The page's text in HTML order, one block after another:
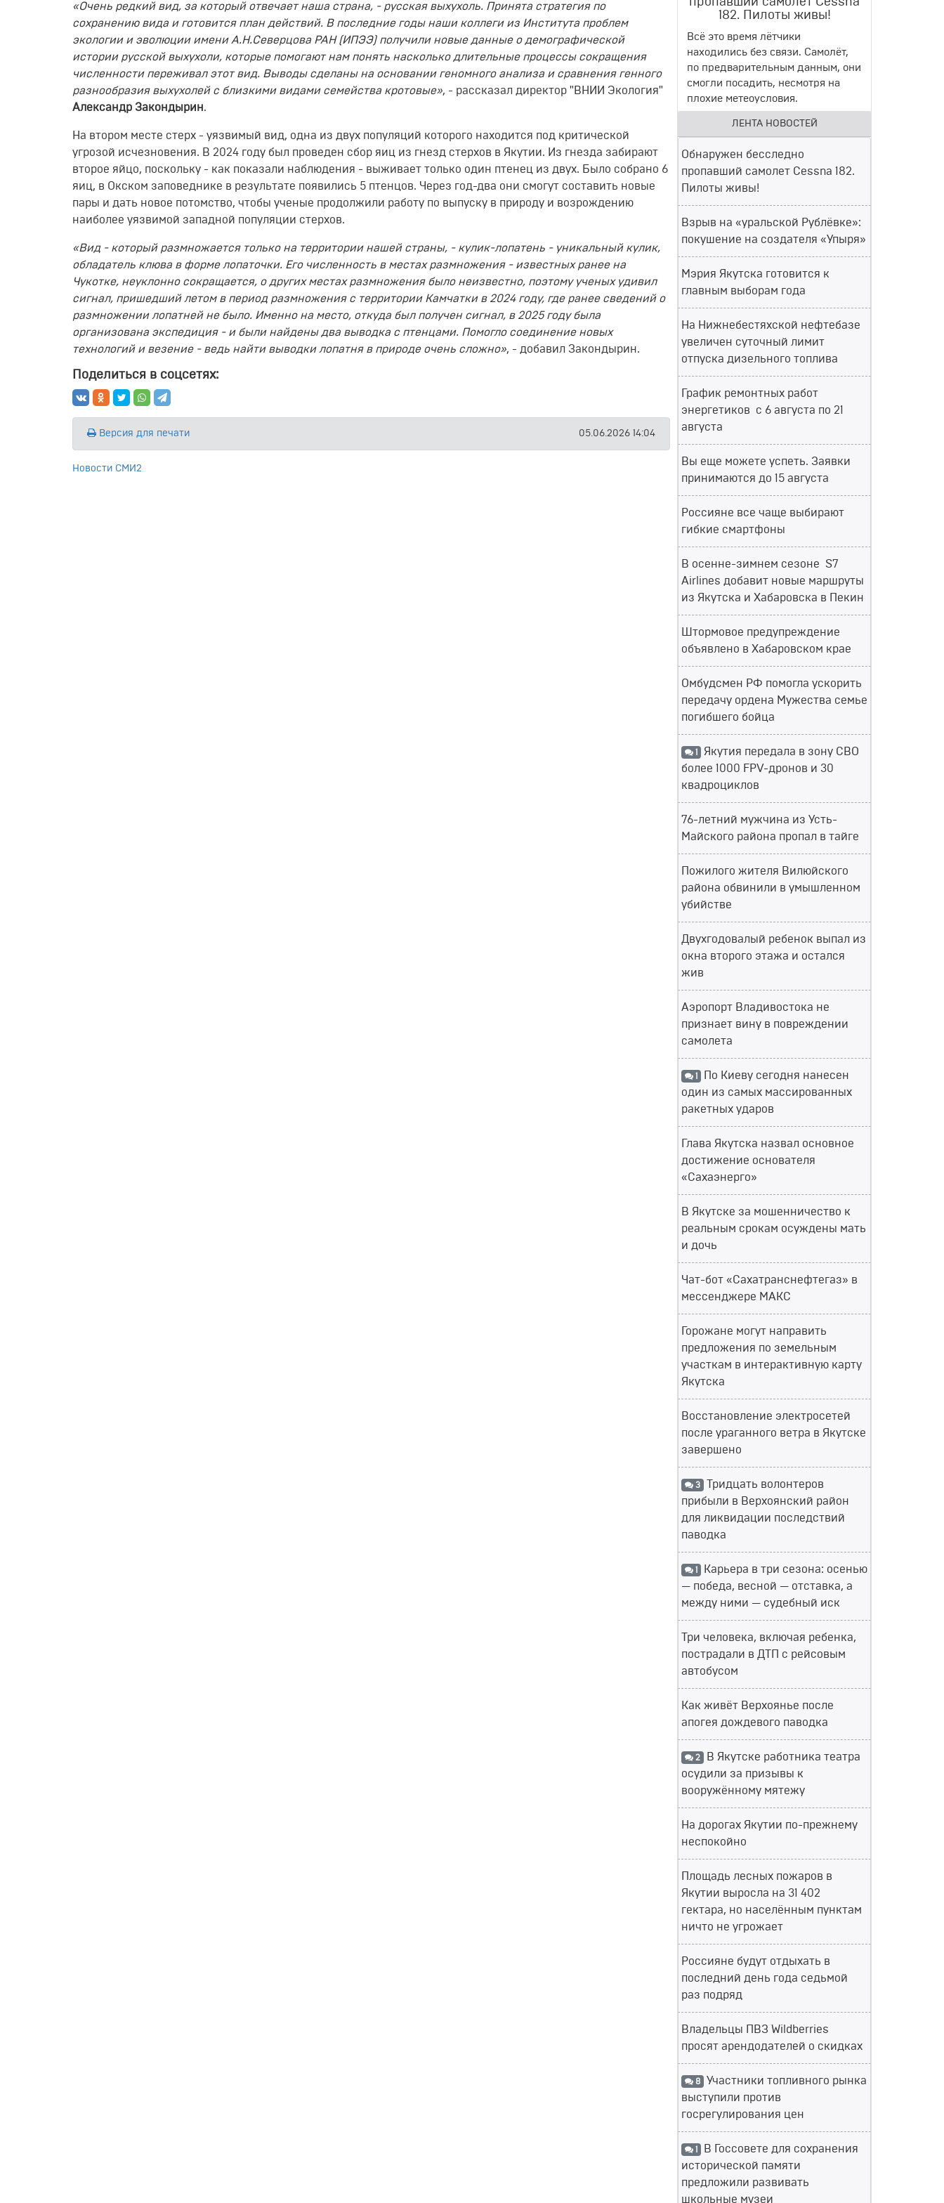
«Очень редкий вид, за который отвечает наша страна, - русская выхухоль. Принята стратегия по
сохранению вида и готовится план действий. В последние годы наши коллеги из Института проблем
экологии и эволюции имени А.Н.Северцова РАН (ИПЭЭ) получили новые данные о демографической
истории русской выхухоли, которые помогают нам понять насколько длительные процессы сокращения
численности переживал этот вид. Выводы сделаны на основании геномного анализа и сравнения генного
разнообразия выхухолей с близкими видами семейства кротовые», - рассказал директор "ВНИИ Экология"
Александр Закондырин.
На втором месте стерх - уязвимый вид, одна из двух популяций которого находится под критической
угрозой исчезновения. В 2024 году был проведен сбор яиц из гнезд стерхов в Якутии. Из гнезда забирают
второе яйцо, поскольку - как показали наблюдения - выживает только один птенец из двух. Было собрано 6
яиц, в Окском заповеднике в результате появились 5 птенцов. Через год-два они смогут составить новые
пары и дать новое потомство, чтобы ученые продолжили работу по выпуску в природу и возрождению
наиболее уязвимой западной популяции стерхов.
«Вид - который размножается только на территории нашей страны, - кулик-лопатень - уникальный кулик,
обладатель клюва в форме лопаточки. Его численность в местах размножения - известных ранее на
Чукотке, неуклонно сокращается, о других местах размножения было неизвестно, поэтому ученых удивил
сигнал, пришедший летом в период размножения с территории Камчатки в 2024 году, где ранее сведений о
размножении лопатней не было. Именно на место, откуда был получен сигнал, в 2025 году была
организована экспедиция - и были найдены два выводка с птенцами. Помогло соединение новых
технологий и везение - ведь найти выводки лопатня в природе очень сложно», - добавил Закондырин.
Поделиться в соцсетях:
Версия для печати 05.06.2026 14:04
Новости СМИ2
182. Пилоты живы!
Всё это время лётчики
находились без связи. Самолёт,
по предварительным данным, они
смогли посадить, несмотря на
плохие метеоусловия.
ЛЕНТА НОВОСТЕЙ
Обнаружен бесследно
пропавший самолет Cessna 182.
Пилоты живы!
Взрыв на «уральской Рублёвке»:
покушение на создателя «Упыря»
Мэрия Якутска готовится к
главным выборам года
На Нижнебестяхской нефтебазе
увеличен суточный лимит
отпуска дизельного топлива
График ремонтных работ
энергетиков с 6 августа по 21
августа
Вы еще можете успеть. Заявки
принимаются до 15 августа
Россияне все чаще выбирают
гибкие смартфоны
В осенне-зимнем сезоне S7
Airlines добавит новые маршруты
из Якутска и Хабаровска в Пекин
Штормовое предупреждение
объявлено в Хабаровском крае
Омбудсмен РФ помогла ускорить
передачу ордена Мужества семье
погибшего бойца
1 Якутия передала в зону СВО
более 1000 FPV-дронов и 30
квадроциклов
76-летний мужчина из Усть-
Майского района пропал в тайге
Пожилого жителя Вилюйского
района обвинили в умышленном
убийстве
Двухгодовалый ребенок выпал из
окна второго этажа и остался
жив
Аэропорт Владивостока не
признает вину в повреждении
самолета
1 По Киеву сегодня нанесен
один из самых массированных
ракетных ударов
Глава Якутска назвал основное
достижение основателя
«Сахаэнерго»
В Якутске за мошенничество к
реальным срокам осуждены мать
и дочь
Чат-бот «Сахатранснефтегаз» в
мессенджере МАКС
Горожане могут направить
предложения по земельным
участкам в интерактивную карту
Якутска
Восстановление электросетей
после ураганного ветра в Якутске
завершено
3 Тридцать волонтеров
прибыли в Верхоянский район
для ликвидации последствий
паводка
1 Карьера в три сезона: осенью
— победа, весной — отставка, а
между ними — судебный иск
Три человека, включая ребенка,
пострадали в ДТП с рейсовым
автобусом
Как живёт Верхоянье после
апогея дождевого паводка
2 В Якутске работника театра
осудили за призывы к
вооружённому мятежу
На дорогах Якутии по-прежнему
неспокойно
Площадь лесных пожаров в
Якутии выросла на 31 402
гектара, но населённым пунктам
ничто не угрожает
Россияне будут отдыхать в
последний день года седьмой
раз подряд
Владельцы ПВЗ Wildberries
просят арендодателей о скидках
8 Участники топливного рынка
выступили против
госрегулирования цен
1 В Госсовете для сохранения
исторической памяти
предложили развивать
школьные музеи